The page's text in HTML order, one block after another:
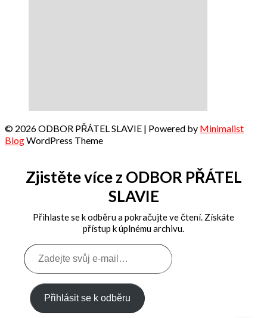
© 2026 ODBOR PŘÁTEL SLAVIE | Powered by Minimalist
BlogWordPress Theme
Zjistěte více z ODBOR PŘÁTEL
SLAVIE
Přihlaste se k odběru a pokračujte ve čtení. Získáte
přístup k úplnému archivu.
Zadejte
svůj
e-
mail…
Přihlásit se k odběru